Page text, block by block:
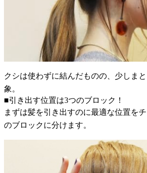
クシは使わずに結んだものの、少しま
象。
■引き出す位置は3つのブロック！
まずは髪を引き出すのに最適な位置を
のブロックに分けます。